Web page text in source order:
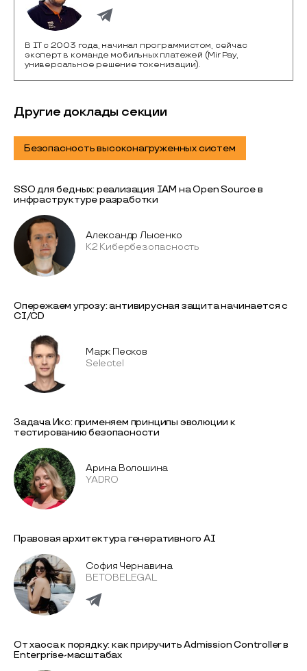
В IT с 2003 года, начинал программистом, сейчас
эксперт в команде мобильных платежей (Mir Pay,
универсальное решение токенизации).
Другие доклады секции
Безопасность высоконагруженных систем
SSO для бедных: реализация IAM на Open Source в
инфраструктуре разработки
Александр Лысенко
К2 Кибербезопасность
Опережаем угрозу: антивирусная защита начинается с
CI/CD
Марк Песков
Selectel
Задача Икс: применяем принципы эволюции к
тестированию безопасности
Арина Волошина
YADRO
Правовая архитектура генеративного AI
София Чернавина
BETOBELEGAL
От хаоса к порядку: как приручить Admission Controller в
Enterprise-масштабах